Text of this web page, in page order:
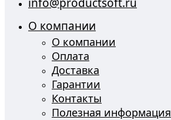
О компании
О компании
Оплата
Доставка
Гарантии
Контакты
Полезная информация